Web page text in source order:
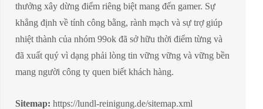
thưởng xây dừng điểm riêng biệt mang đến gamer. Sự
khẳng định về tính công bằng, rành mạch và sự trợ giúp
nhiệt thành của nhóm 99ok đã sở hữu thời điểm từng và
đã xuất quý vì dạng phải lòng tin vững vững và vững bền
mang người công ty quen biết khách hàng.
Sitemap: https://lundl-reinigung.de/sitemap.xml